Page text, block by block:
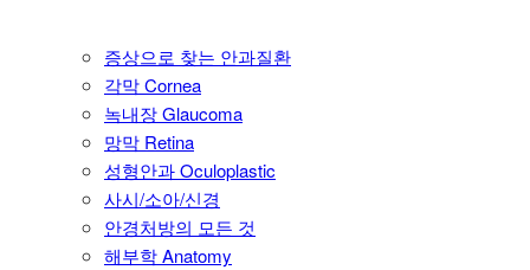
증상으로 찾는 안과질환
각막 Cornea
녹내장 Glaucoma
망막 Retina
성형안과 Oculoplastic
사시/소아/신경
안경처방의 모든 것
해부학 Anatomy